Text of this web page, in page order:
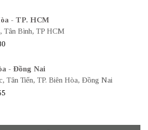
- TP. HCM
Tân Bình, TP HCM
- Đồng Nai
Tân Tiến, TP. Biên Hòa, Đồng Nai